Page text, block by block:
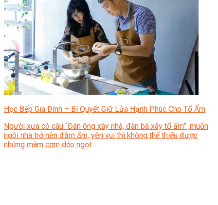
Học Bếp Gia Đình – Bí Quyết Giữ Lửa Hạnh Phúc Cho Tổ Ấm
Người xưa có câu “Đàn ông xây nhà, đàn bà xây tổ ấm”, muốn
ngôi nhà trở nên đầm ấm, yên vui thì không thể thiếu được
những mâm cơm dẻo ngọt